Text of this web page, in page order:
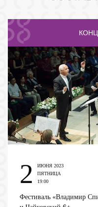
2
ИЮНЯ 2023
ПЯТНИЦА
19:00
Фестиваль «Владимир